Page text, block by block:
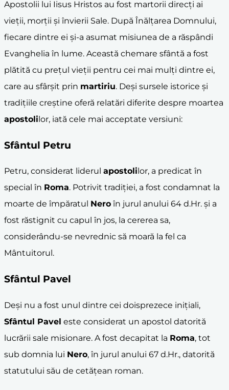
Apostolii lui Iisus Hristos au fost martorii direcți ai
vieții, morții și învierii Sale. După Înălțarea Domnului,
fiecare dintre ei și-a asumat misiunea de a răspândi
Evanghelia în lume. Această chemare sfântă a fost
plătită cu prețul vieții pentru cei mai mulți dintre ei,
care au sfârșit prin martiriu. Deși sursele istorice și
tradițiile creștine oferă relatări diferite despre moartea
apostolilor, iată cele mai acceptate versiuni:
Sfântul Petru
Petru, considerat liderul apostoli lor, a predicat în
special în Roma. Potrivit tradiției, a fost condamnat la
moarte de împăratul Nero în jurul anului 64 d.Hr. și a
fost răstignit cu capul în jos, la cererea sa,
considerându-se nevrednic să moară la fel ca
Mântuitorul.
Sfântul Pavel
Deși nu a fost unul dintre cei doisprezece inițiali,
Sfântul Pavel este considerat un apostol datorită
lucrării sale misionare. A fost decapitat la Roma, tot
sub domnia lui Nero, în jurul anului 67 d.Hr., datorită
statutului său de cetățean roman.